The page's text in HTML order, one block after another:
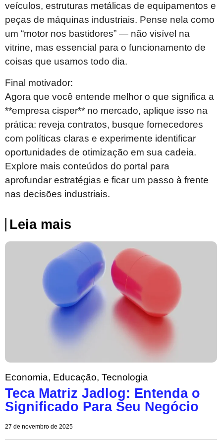
veículos, estruturas metálicas de equipamentos e
peças de máquinas industriais. Pense nela como
um “motor nos bastidores” — não visível na
vitrine, mas essencial para o funcionamento de
coisas que usamos todo dia.
Final motivador:
Agora que você entende melhor o que significa a
**empresa cisper** no mercado, aplique isso na
prática: reveja contratos, busque fornecedores
com políticas claras e experimente identificar
oportunidades de otimização em sua cadeia.
Explore mais conteúdos do portal para
aprofundar estratégias e ficar um passo à frente
nas decisões industriais.
Leia mais
Economia, Educação, Tecnologia
Teca Matriz Jadlog: Entenda o
Significado Para Seu Negócio
27 de novembro de 2025